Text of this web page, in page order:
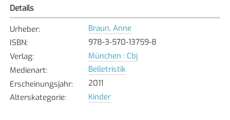
Details
Urheber:
Braun, Anne
ISBN:
978-3-570-13759-8
Verlag:
München : Cbj
Medienart:
Belletristik
Erscheinungsjahr:
2011
Alterskategorie: Kinder